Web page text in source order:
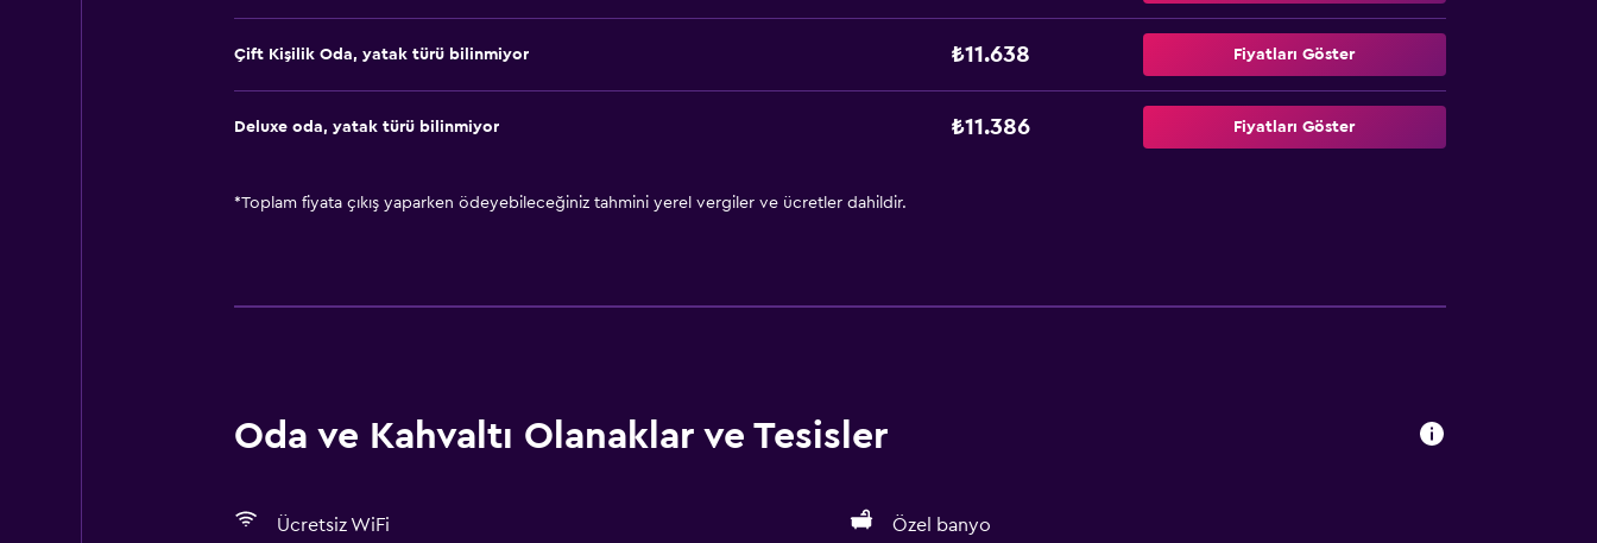
Çift ​Kişilik Oda, yatak türü bilinmiyor ₺11.638 Fiyatları Göster
Deluxe oda, yatak türü bilinmiyor ₺11.386 Fiyatları Göster
*Toplam fiyata çıkış yaparken ödeyebileceğiniz tahmini yerel vergiler ve ücretler dahildir.
Oda ve Kahvaltı Olanaklar ve Tesisler
Ücretsiz WiFi Özel banyo